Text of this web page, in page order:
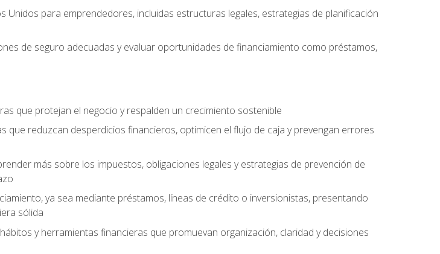
Unidos para emprendedores, incluidas estructuras legales, estrategias de planificación
de seguro adecuadas y evaluar oportunidades de financiamiento como préstamos,
que protejan el negocio y respalden un crecimiento sostenible
que reduzcan desperdicios financieros, optimicen el flujo de caja y prevengan errores
más sobre los impuestos, obligaciones legales y estrategias de prevención de
ya sea mediante préstamos, líneas de crédito o inversionistas, presentando
sólida
y herramientas financieras que promuevan organización, claridad y decisiones